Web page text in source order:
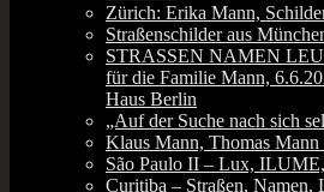
Zürich: Erika Mann,
Straßenschilder aus
STRASSEN NAMEN
für die Familie Mann,
Haus Berlin
„Auf der Suche nach sich
Klaus Mann, Thomas
São Paulo II – Lux,
Curitiba – Straßen, Namen,